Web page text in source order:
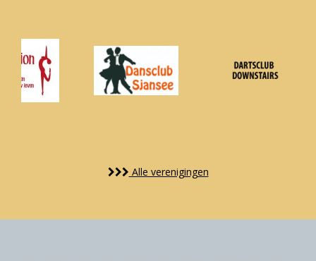
Alle verenigingen